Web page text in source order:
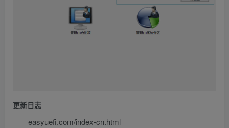
更新日志
easyuefi.com/index-cn.html